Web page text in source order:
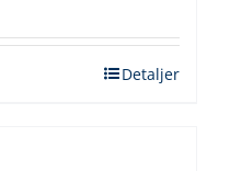
Detaljer